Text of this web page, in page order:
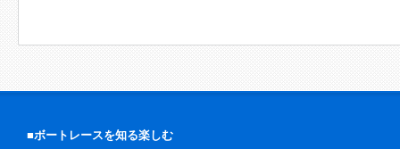
■ボートレースを知る楽しむ